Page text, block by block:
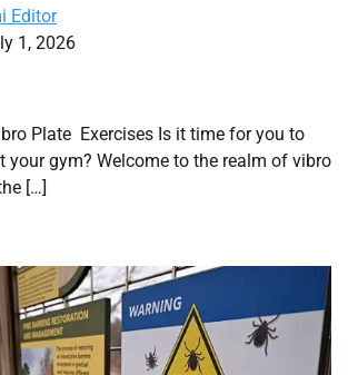
Editor
1, 2026
Plate Exercises Is it time for you to
your gym? Welcome to the realm of vibro
[…]